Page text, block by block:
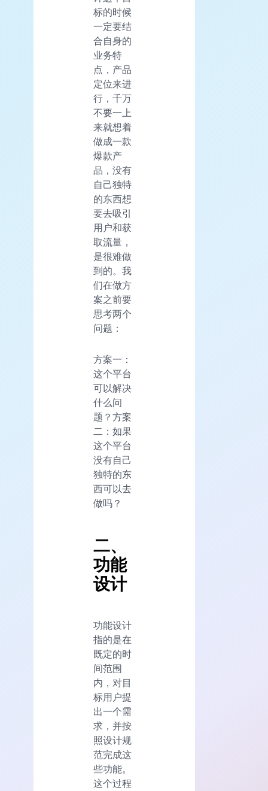
标的时候
一定要结
合自身的
业务特
点，产品
定位来进
行，千万
不要一上
来就想着
做成一款
爆款产
品，没有
自己独特
的东西想
要去吸引
用户和获
取流量，
是很难做
到的。我
们在做方
案之前要
思考两个
问题：
方案一：
这个平台
可以解决
什么问
题？方案
二：如果
这个平台
没有自己
独特的东
西可以去
做吗？
二、
功能
设计
功能设计
指的是在
既定的时
间范围
内，对目
标用户提
出一个需
求，并按
照设计规
范完成这
些功能。
这个过程